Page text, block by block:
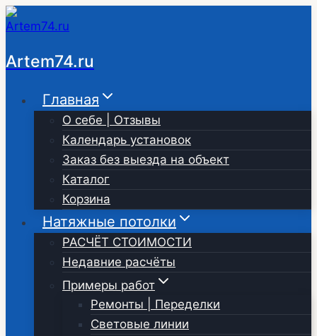
Перейти
к
содержимому
Artem74.ru
Главная
О себе | Отзывы
Календарь установок
Заказ без выезда на объект
Каталог
Корзина
Натяжные потолки
РАСЧЁТ СТОИМОСТИ
Недавние расчёты
Примеры работ
Ремонты | Переделки
Световые линии